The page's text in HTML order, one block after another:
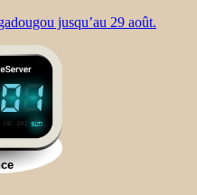
jusqu’au 29 août.